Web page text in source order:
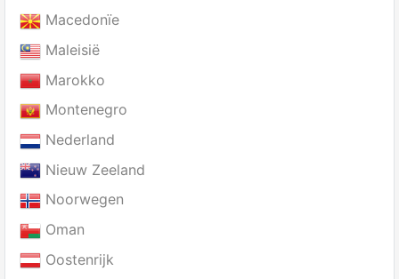
Macedonïe
Maleisië
Marokko
Montenegro
Nederland
Nieuw Zeeland
Noorwegen
Oman
Oostenrijk